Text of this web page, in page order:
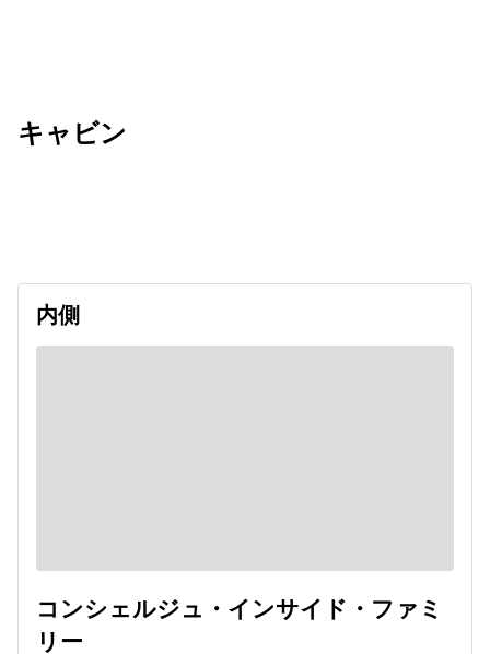
キャビン
内側
コンシェルジュ・インサイド・ファミ
リー